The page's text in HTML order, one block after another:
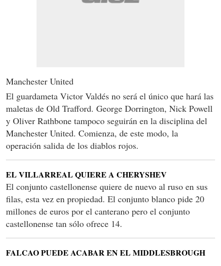
Manchester United
El guardameta Victor Valdés no será el único que hará las
maletas de Old Trafford. George Dorrington, Nick Powell
y Oliver Rathbone tampoco seguirán en la disciplina del
Manchester United. Comienza, de este modo, la
operación salida de los diablos rojos.
EL VILLARREAL QUIERE A CHERYSHEV
El conjunto castellonense quiere de nuevo al ruso en sus
filas, esta vez en propiedad. El conjunto blanco pide 20
millones de euros por el canterano pero el conjunto
castellonense tan sólo ofrece 14.
FALCAO PUEDE ACABAR EN EL MIDDLESBROUGH